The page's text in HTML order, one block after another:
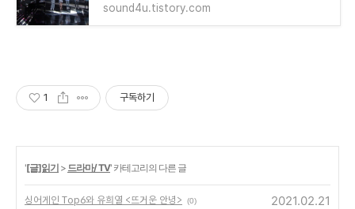
sound4u.tistory.com
1 구독하기
'[글]읽기 > 드라마/ TV' 카테고리의 다른 글
싱어게인 Top6와 유희열 <뜨거운 안녕> (0) 2021.02.21